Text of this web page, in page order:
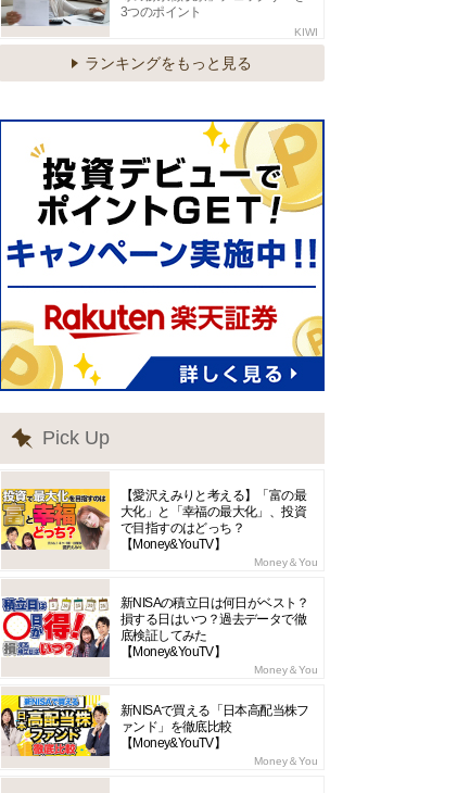
3つのポイント
KIWI
ランキングをもっと見る
Pick Up
【愛沢えみりと考える】「富の最
大化」と「幸福の最大化」、投資
で目指すのはどっち？
【Money&YouTV】
Money＆You
新NISAの積立日は何日がベスト？
損する日はいつ？過去データで徹
底検証してみた
【Money&YouTV】
Money＆You
新NISAで買える「日本高配当株フ
ァンド」を徹底比較
【Money&YouTV】
Money＆You